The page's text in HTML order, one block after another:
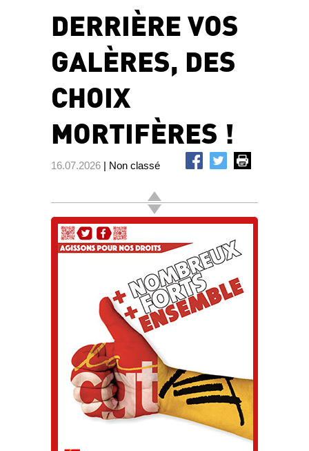
DERRIÈRE VOS
GALÈRES, DES
CHOIX
MORTIFÈRES !
16.07.2026 | Non classé